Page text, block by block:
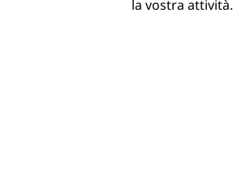
la vostra attività.